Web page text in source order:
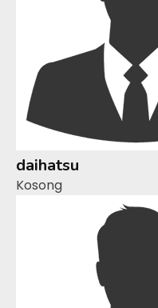
daihatsu
Kosong